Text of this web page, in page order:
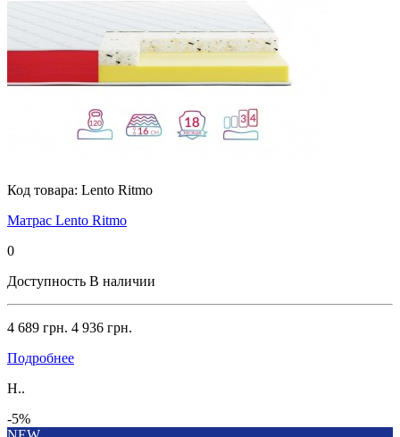
Код товара: Lento Ritmo
Матрас Lento Ritmo
0
Доступность В наличии
4 689 грн. 4 936 грн.
Подробнее
H..
-5%